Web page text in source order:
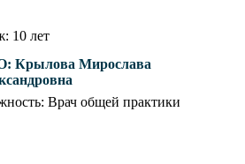
10 лет
Крылова Мирослава
Врач общей практики